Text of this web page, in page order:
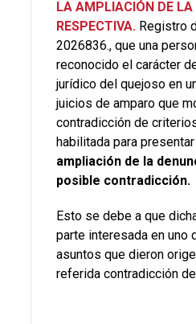
LA AMPLIACIÓN DE LA
RESPECTIVA. Registro
2026836., que una
reconocido el carácter
jurídico del quejoso en
juicios de amparo que
contradicción de
habilitada para
ampliación de la
posible contradicción.
Esto se debe a que
parte interesada en uno
asuntos que dieron
referida contradicción